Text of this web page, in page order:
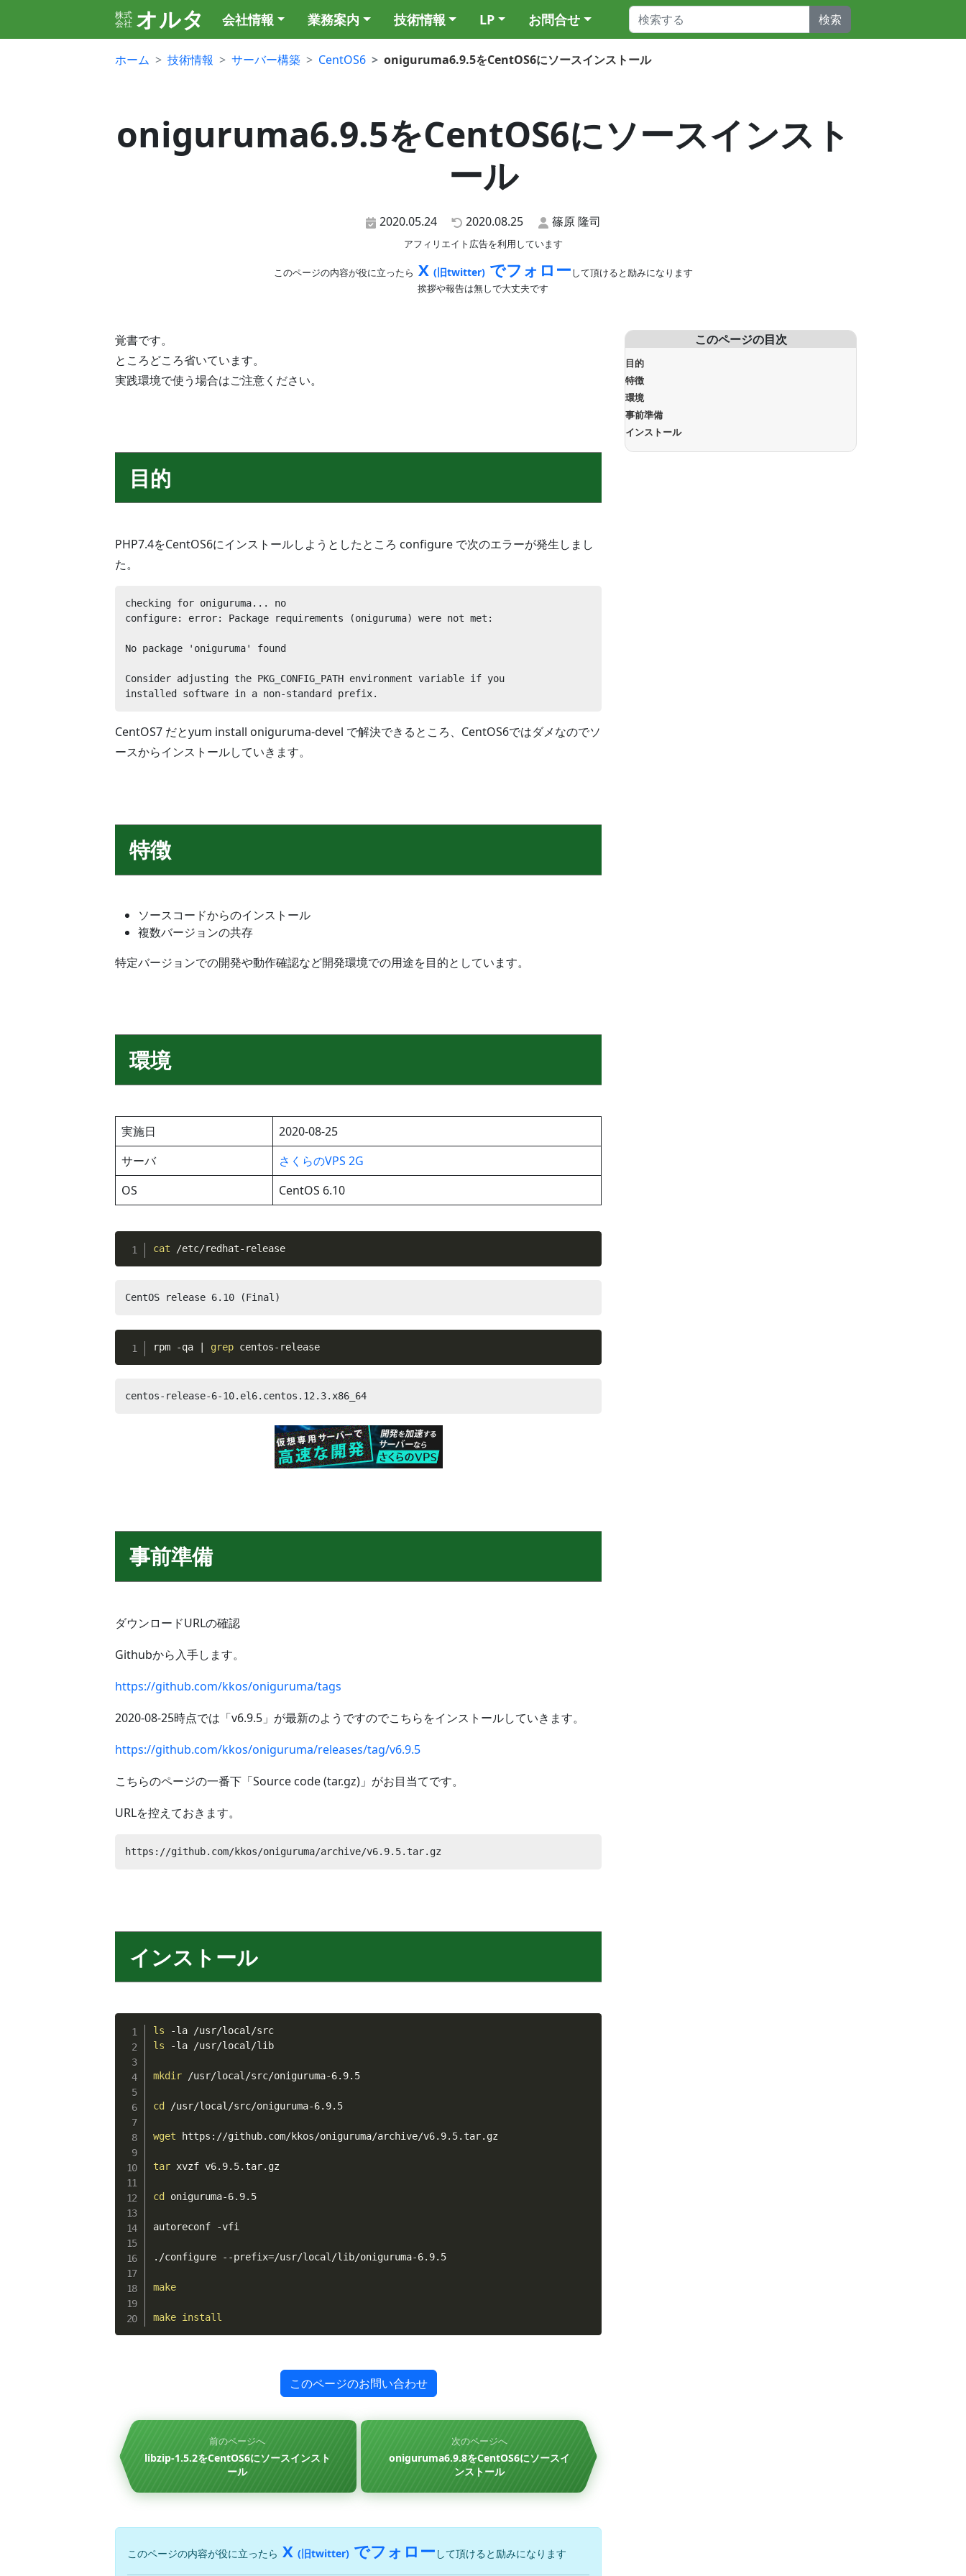
株式
会社 オルタ 会社情報 業務案内 技術情報 LP お問合せ 検索
ホーム 技術情報 サーバー構築 CentOS6 oniguruma6.9.5をCentOS6にソースインストール
oniguruma6.9.5をCentOS6にソースインスト
ール
2020.05.24 2020.08.25 篠原 隆司
アフィリエイト広告を利用しています
このページの内容が役に立ったら X (旧twitter)でフォローして頂けると励みになります
挨拶や報告は無しで大丈夫です
覚書です。
ところどころ省いています。
実践環境で使う場合はご注意ください。
目的
PHP7.4をCentOS6にインストールしようとしたところ configure で次のエラーが発生しまし
た。
checking for oniguruma... no
configure: error: Package requirements (oniguruma) were not met:
No package 'oniguruma' found
Consider adjusting the PKG_CONFIG_PATH environment variable if you
installed software in a non-standard prefix.
CentOS7 だとyum install oniguruma-devel で解決できるところ、CentOS6ではダメなのでソ
ースからインストールしていきます。
特徴
ソースコードからのインストール
複数バージョンの共存
特定バージョンでの開発や動作確認など開発環境での用途を目的としています。
環境
実施日
2020-08-25
サーバ
さくらのVPS 2G
OS
CentOS 6.10
cat /etc/redhat-release
CentOS release 6.10 (Final)
rpm -qa grep centos-release
centos-release-6-10.el6.centos.12.3.x86_64
事前準備
ダウンロードURLの確認
Githubから入手します。
https://github.com/kkos/oniguruma/tags
2020-08-25時点では「v6.9.5」が最新のようですのでこちらをインストールしていきます。
https://github.com/kkos/oniguruma/releases/tag/v6.9.5
こちらのページの一番下「Source code (tar.gz)」がお目当てです。
URLを控えておきます。
https://github.com/kkos/oniguruma/archive/v6.9.5.tar.gz
インストール
ls
ls -la /usr/local/lib
mkdir /usr/local/src/oniguruma-6.9.5
cd /usr/local/src/oniguruma-6.9.5
wget https://github.com/kkos/oniguruma/archive/v6.9.5.tar.gz
tar xvzf v6.9.5.tar.gz
cd oniguruma-6.9.5
autoreconf -vfi
./configure --prefix=/usr/local/lib/oniguruma-6.9.5
make
make install
このページのお問い合わせ
前のページへ
libzip-1.5.2をCentOS6にソースインスト
ール
次のページへ
oniguruma6.9.8をCentOS6にソースイ
ンストール
このページの内容が役に立ったら X (旧twitter) でフォロー して頂けると励みになります
このページの目次
目的
特徴
環境
事前準備
インストール